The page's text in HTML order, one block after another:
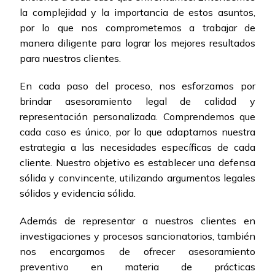
la complejidad y la importancia de estos asuntos,
por lo que nos comprometemos a trabajar de
manera diligente para lograr los mejores resultados
para nuestros clientes.
En cada paso del proceso, nos esforzamos por
brindar asesoramiento legal de calidad y
representación personalizada. Comprendemos que
cada caso es único, por lo que adaptamos nuestra
estrategia a las necesidades específicas de cada
cliente. Nuestro objetivo es establecer una defensa
sólida y convincente, utilizando argumentos legales
sólidos y evidencia sólida.
Además de representar a nuestros clientes en
investigaciones y procesos sancionatorios, también
nos encargamos de ofrecer asesoramiento
preventivo en materia de prácticas